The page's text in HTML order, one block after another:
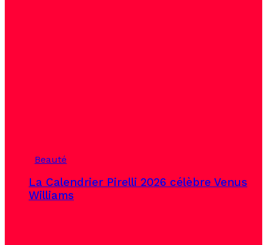
Beauté
La Calendrier Pirelli 2026 célèbre Venus
Williams